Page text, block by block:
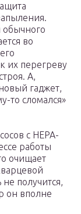
обычного
во
их перегреву
А,
гаджет,
то сломался»
с HEPA-
работы
очищает
получится,
он вполне